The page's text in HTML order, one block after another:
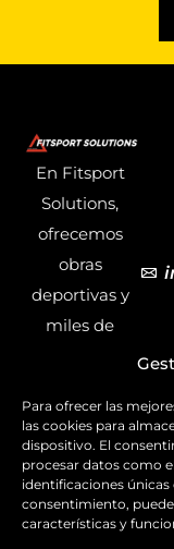
Para ofrecer las
las cookies para
dispositivo. El
procesar datos como
identificaciones
consentimiento,
características y
En Fitsport
Solutions,
ofrecemos
obras
deportivas y
miles de
deportivos
para todas las
disciplinas,
garantizando
la calidad y el